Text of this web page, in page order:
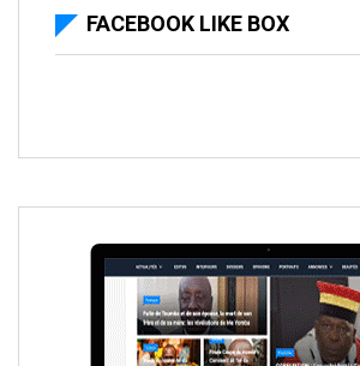
FACEBOOK LIKE BOX